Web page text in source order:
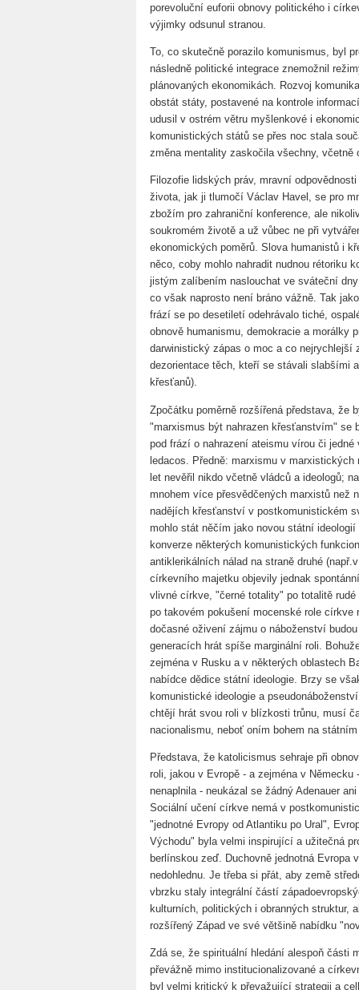
porevoluční euforii obnovy politického i
výjimky odsunul stranou.
To, co skutečně porazilo komunismus, byl
následně politické integrace znemožnil
plánovaných ekonomikách. Rozvoj
obstát státy, postavené na kontrole
udusil v ostrém větru myšlenkové i
komunistických států se přes noc stala
změna mentality zaskočila všechny, včetně
Filozofie lidských práv, mravní
života, jak ji tlumočí Václav Havel, se pro
zbožím pro zahraniční konference, ale
soukromém životě a už vůbec ne při
ekonomických poměrů. Slova humanistů i
něco, coby mohlo nahradit nudnou rétoriku
jistým zalíbením naslouchat ve sváteční
co však naprosto není bráno vážně. Tak
frází se po desetiletí odehrávalo tiché,
obnově humanismu, demokracie a morálky
darwinistický zápas o moc a co nejrychlejší
dezorientace těch, kteří se stávali slabšími
křesťanů).
Zpočátku poměrně rozšířená představa, že
"marxismus být nahrazen křesťanstvím" se
pod frází o nahrazení ateismu vírou či
ledacos. Předně: marxismu v
let nevěřil nikdo včetně vládců a ideologů;
mnohem více přesvědčených marxistů než
nadějích křesťanství v postkomunistickém
mohlo stát něčím jako novou státní
konverze některých komunistických
antiklerikálních nálad na straně druhé
církevního majetku objevily jednak
vlivné církve, "černé totality" po totalitě
po takovém pokušení mocenské role
dočasné oživení zájmu o náboženství
generacích hrát spíše marginální roli.
zejména v Rusku a v některých oblastech
nabídce dědice státní ideologie. Brzy se
komunistické ideologie a
chtějí hrát svou roli v blízkosti trůnu, musí
nacionalismu, neboť oním bohem na
Představa, že katolicismus sehraje při
roli, jakou v Evropě - a zejména v Německu
nenaplnila - neukázal se žádný Adenauer
Sociální učení církve nemá v
"jednotné Evropy od Atlantiku po Ural",
Východu" byla velmi inspirující a užitečná
berlínskou zeď. Duchovně jednotná Evropa
nedohlednu. Je třeba si přát, aby země
vbrzku staly integrální částí
kulturních, politických i obranných struktur,
rozšířený Západ ve své většině nabídku
Zdá se, že spirituální hledání alespoň části
převážně mimo institucionalizované a
byl velmi kritický k převažující strategii a